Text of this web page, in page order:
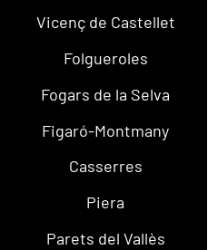
Vicenç de Castellet
Folgueroles
Fogars de la Selva
Figaró-Montmany
Casserres
Piera
Parets del Vallès